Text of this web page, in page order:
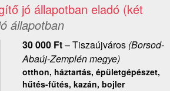
jó állapotban eladó (két
állapotban
30 000 Ft–Tiszaújváros(Borsod-
Abaúj-Zemplén megye)
otthon, háztartás, épületgépészet,
hűtés-fűtés, kazán, bojler